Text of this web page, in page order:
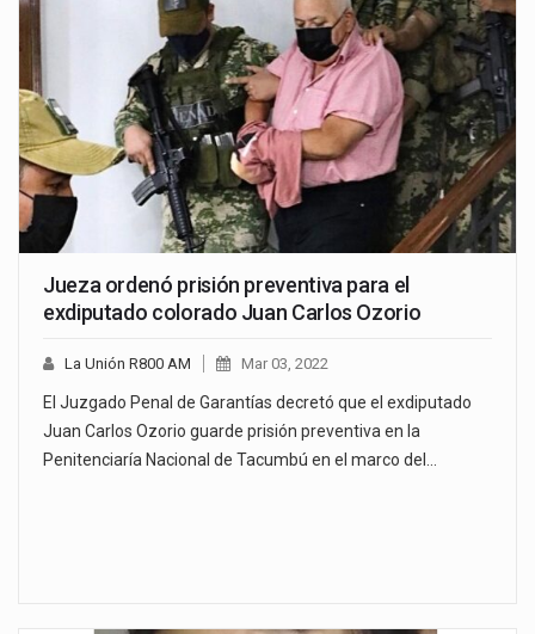
Jueza ordenó prisión preventiva para el
exdiputado colorado Juan Carlos Ozorio
La Unión R800 AM Mar 03, 2022
El Juzgado Penal de Garantías decretó que el exdiputado
Juan Carlos Ozorio guarde prisión preventiva en la
Penitenciaría Nacional de Tacumbú en el marco del…